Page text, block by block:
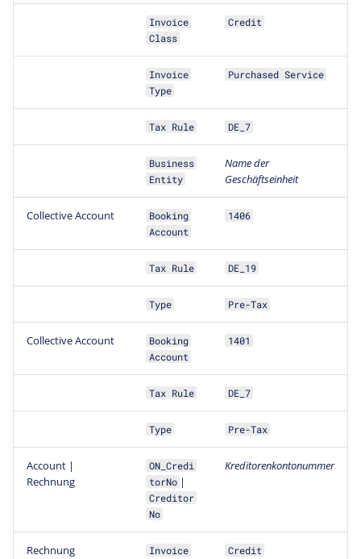
Invoice
Class
Credit
Invoice
Type
Purchased Service
Tax Rule DE_7
Business
Entity
Name der
Geschäftseinheit
Collective Account
Booking
Account
1406
Tax Rule DE_19
Type Pre-Tax
Collective Account
Booking
Account
1401
Tax Rule DE_7
Type Pre-Tax
Account |
Rechnung
ON_Credi
torNo |
Creditor
No
Kreditorenkontonummer
Rechnung
Invoice
Credit